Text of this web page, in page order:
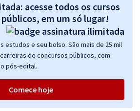
acesse todos os cursos
em um só lugar!
estudos e seu bolso. São mais de 25 mil
de concursos públicos, com
pós-edital.
Comece hoje